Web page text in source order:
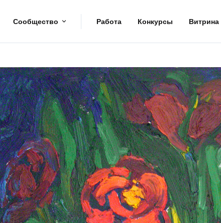
Сообщество Работа Конкурсы Витрина